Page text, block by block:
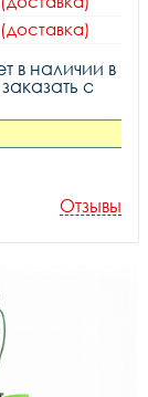
(доставка)
в наличии в
с
Отзывы